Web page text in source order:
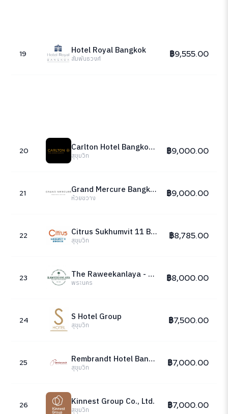
19 Hotel Royal Bangkok
สัมพันธวงศ์ ฿9,555.00
20 Carlton Hotel Bangkok Sukhumvit
สุขุมวิท ฿9,000.00
21 Grand Mercure Bangkok Atrium
ห้วยขวาง ฿9,000.00
22 Citrus Sukhumvit 11 Bangkok
สุขุมวิท ฿8,785.00
23 The Raweekanlaya - Bangkok - Wellness Cuisine Resort
พระนคร ฿8,000.00
24 S Hotel Group
สุขุมวิท ฿7,500.00
25 Rembrandt Hotel Bangkok
สุขุมวิท ฿7,000.00
26 Kinnest Group Co., Ltd.
สุขุมวิท ฿7,000.00